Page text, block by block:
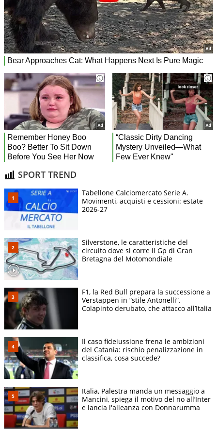
SPORT TREND
Tabellone Calciomercato Serie A.
Movimenti, acquisti e cessioni: estate
2026-27
Silverstone, le caratteristiche del
circuito dove si corre il Gp di Gran
Bretagna del Motomondiale
F1, la Red Bull prepara la successione a
Verstappen in “stile Antonelli”.
Colapinto derubato, che attacco all’Italia
Il caso fideiussione frena le ambizioni
del Catania: rischio penalizzazione in
classifica, cosa succede?
Italia, Palestra manda un messaggio a
Mancini, spiega il motivo del no all’Inter
e lancia l'alleanza con Donnarumma